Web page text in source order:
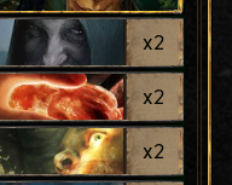
x2
x2
x2